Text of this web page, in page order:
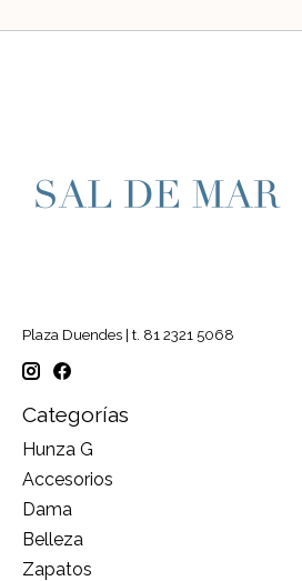
Plaza Duendes | t. 81 2321 5068
Categorías
Hunza G
Accesorios
Dama
Belleza
Zapatos